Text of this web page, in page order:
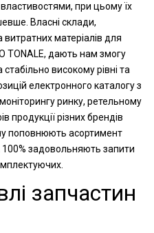
при цьому їх
Власні склади,
матеріалів для
TONALE, дають нам змогу
високому рівні та
електронного каталогу з
ринку, ретельному
різних брендів
поповнюють асортимент
задовольняють запити
запчастин